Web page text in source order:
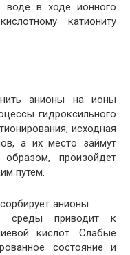
воде в ходе ионного
катиониту
анионы на ионы
гидроксильного
исходная
а их место займут
произойдет
путем.
анионы .
среды приводит к
кислот. Слабые
состояние и